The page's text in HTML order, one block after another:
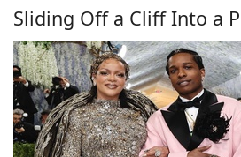
Sliding Off a Cliff Into a